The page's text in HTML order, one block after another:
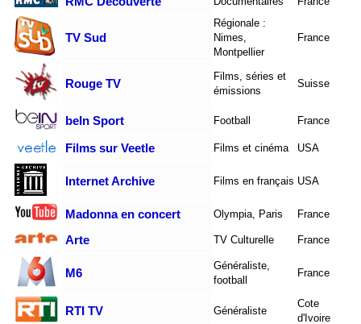
TV Sud
Régionale :
Nimes,
Montpellier
France
Rouge TV
Films, séries et
émissions
Suisse
beIn Sport Football France
Films sur Veetle Films et cinéma USA
Internet Archive Films en français USA
Madonna en concert Olympia, Paris France
Arte TV Culturelle France
M6
Généraliste,
football
France
RTI TV Généraliste
Cote
d'Ivoire